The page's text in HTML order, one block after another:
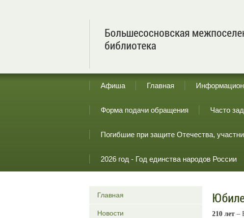
Большесосновская
библиотека
Афиша Главная
Форма подачи обращения Часто
Погибшие при защите Отечества,
2026 год - Год единства народов России
Главная
Новости 210 лет –